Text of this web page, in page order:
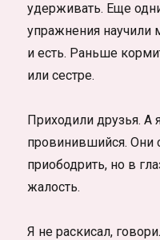
удерживать. Еще
упражнения научили
и есть. Раньше
или сестре.
Приходили друзья. А
провинившийся. Они
приободрить, но в
жалость.
Я не раскисал,